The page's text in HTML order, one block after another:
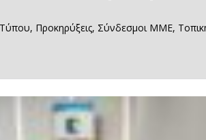
Τύπου, Προκηρύξεις, Σύνδεσμοι ΜΜΕ,